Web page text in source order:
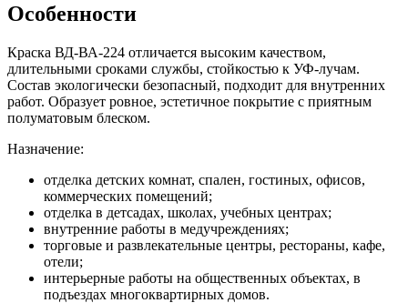
Особенности
Краска ВД-ВА-224 отличается высоким качеством,
длительными сроками службы, стойкостью к УФ-лучам.
Состав экологически безопасный, подходит для внутренних
работ. Образует ровное, эстетичное покрытие с приятным
полуматовым блеском.
Назначение:
отделка детских комнат, спален, гостиных, офисов,
коммерческих помещений;
отделка в детсадах, школах, учебных центрах;
внутренние работы в медучреждениях;
торговые и развлекательные центры, рестораны, кафе,
отели;
интерьерные работы на общественных объектах, в
подъездах многоквартирных домов.